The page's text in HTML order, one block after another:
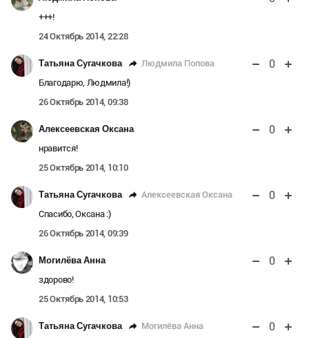
+++!
24 Октябрь 2014, 22:28
Татьяна Сугачкова Людмила Попова 0
Благодарю, Людмила!)
26 Октябрь 2014, 09:38
Алексеевская Оксана 0
нравится!
25 Октябрь 2014, 10:10
Татьяна Сугачкова Алексеевская Оксана 0
Спасибо, Оксана :)
26 Октябрь 2014, 09:39
Могилёва Анна 0
здорово!
25 Октябрь 2014, 10:53
Татьяна Сугачкова Могилёва Анна 0